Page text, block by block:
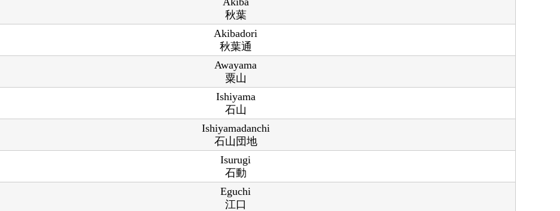
秋葉
Akibadori
秋葉通
Awayama
粟山
Ishiyama
石山
Ishiyamadanchi
石山団地
Isurugi
石動
Eguchi
江口